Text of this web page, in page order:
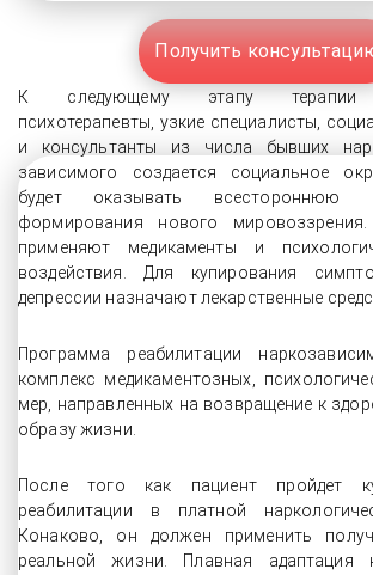
Получить
К следующему этапу терапии
психотерапевты, узкие специалисты,
и консультанты из числа бывших
зависимого создается социальное
будет оказывать всестороннюю
формирования нового
применяют медикаменты и
воздействия. Для купирования
депрессии назначают лекарственные
Программа реабилитации
комплекс медикаментозных,
мер, направленных на возвращение к
образу жизни.
После того как пациент пройдет
реабилитации в платной
Конаково, он должен применить
реальной жизни. Плавная адаптация